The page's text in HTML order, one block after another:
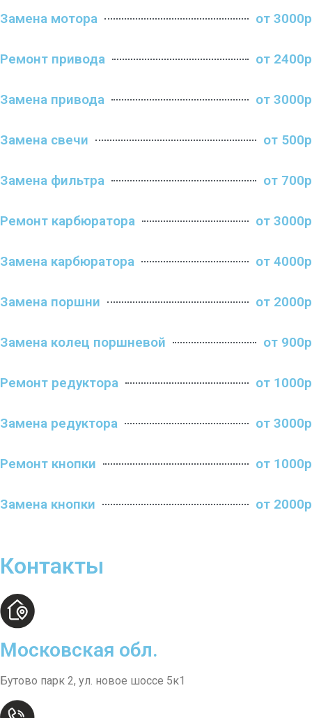
Замена мотора от 3000р
Ремонт привода от 2400р
Замена привода от 3000р
Замена свечи от 500р
Замена фильтра от 700р
Ремонт карбюратора от 3000р
Замена карбюратора от 4000р
Замена поршни от 2000р
Замена колец поршневой от 900р
Ремонт редуктора от 1000р
Замена редуктора от 3000р
Ремонт кнопки от 1000р
Замена кнопки от 2000р
Контакты
Московская обл.
Бутово парк 2, ул. новое шоссе 5к1